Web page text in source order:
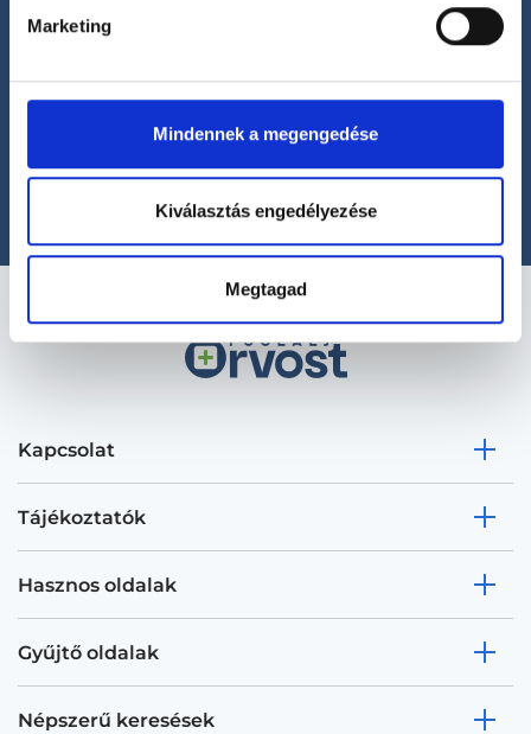
Marketing
Mindennek a megengedése
Kiválasztás engedélyezése
Megtagad
Segíthetünk?
+36 1 700-1398
office@foglaljorvost.hu
Kapcsolat
Tájékoztatók
Hasznos oldalak
Gyűjtő oldalak
Népszerű keresések